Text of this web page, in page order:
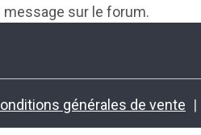
sur le forum.
générales de vente